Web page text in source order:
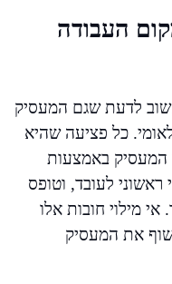
העבודה
לדעת שגם המעסיק
כל פציעה שהיא
המעסיק באמצעות
ראשוני לעובד, וטופס
אי מילוי חובות אלו
את המעסיק